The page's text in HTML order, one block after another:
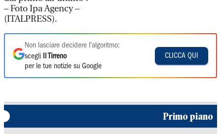
– Foto Ipa Agency –
(ITALPRESS).
Non lasciare decidere l'algoritmo:
scegli
Il Tirreno
per le tue notizie su Google
CLICCA QUI
Primo piano